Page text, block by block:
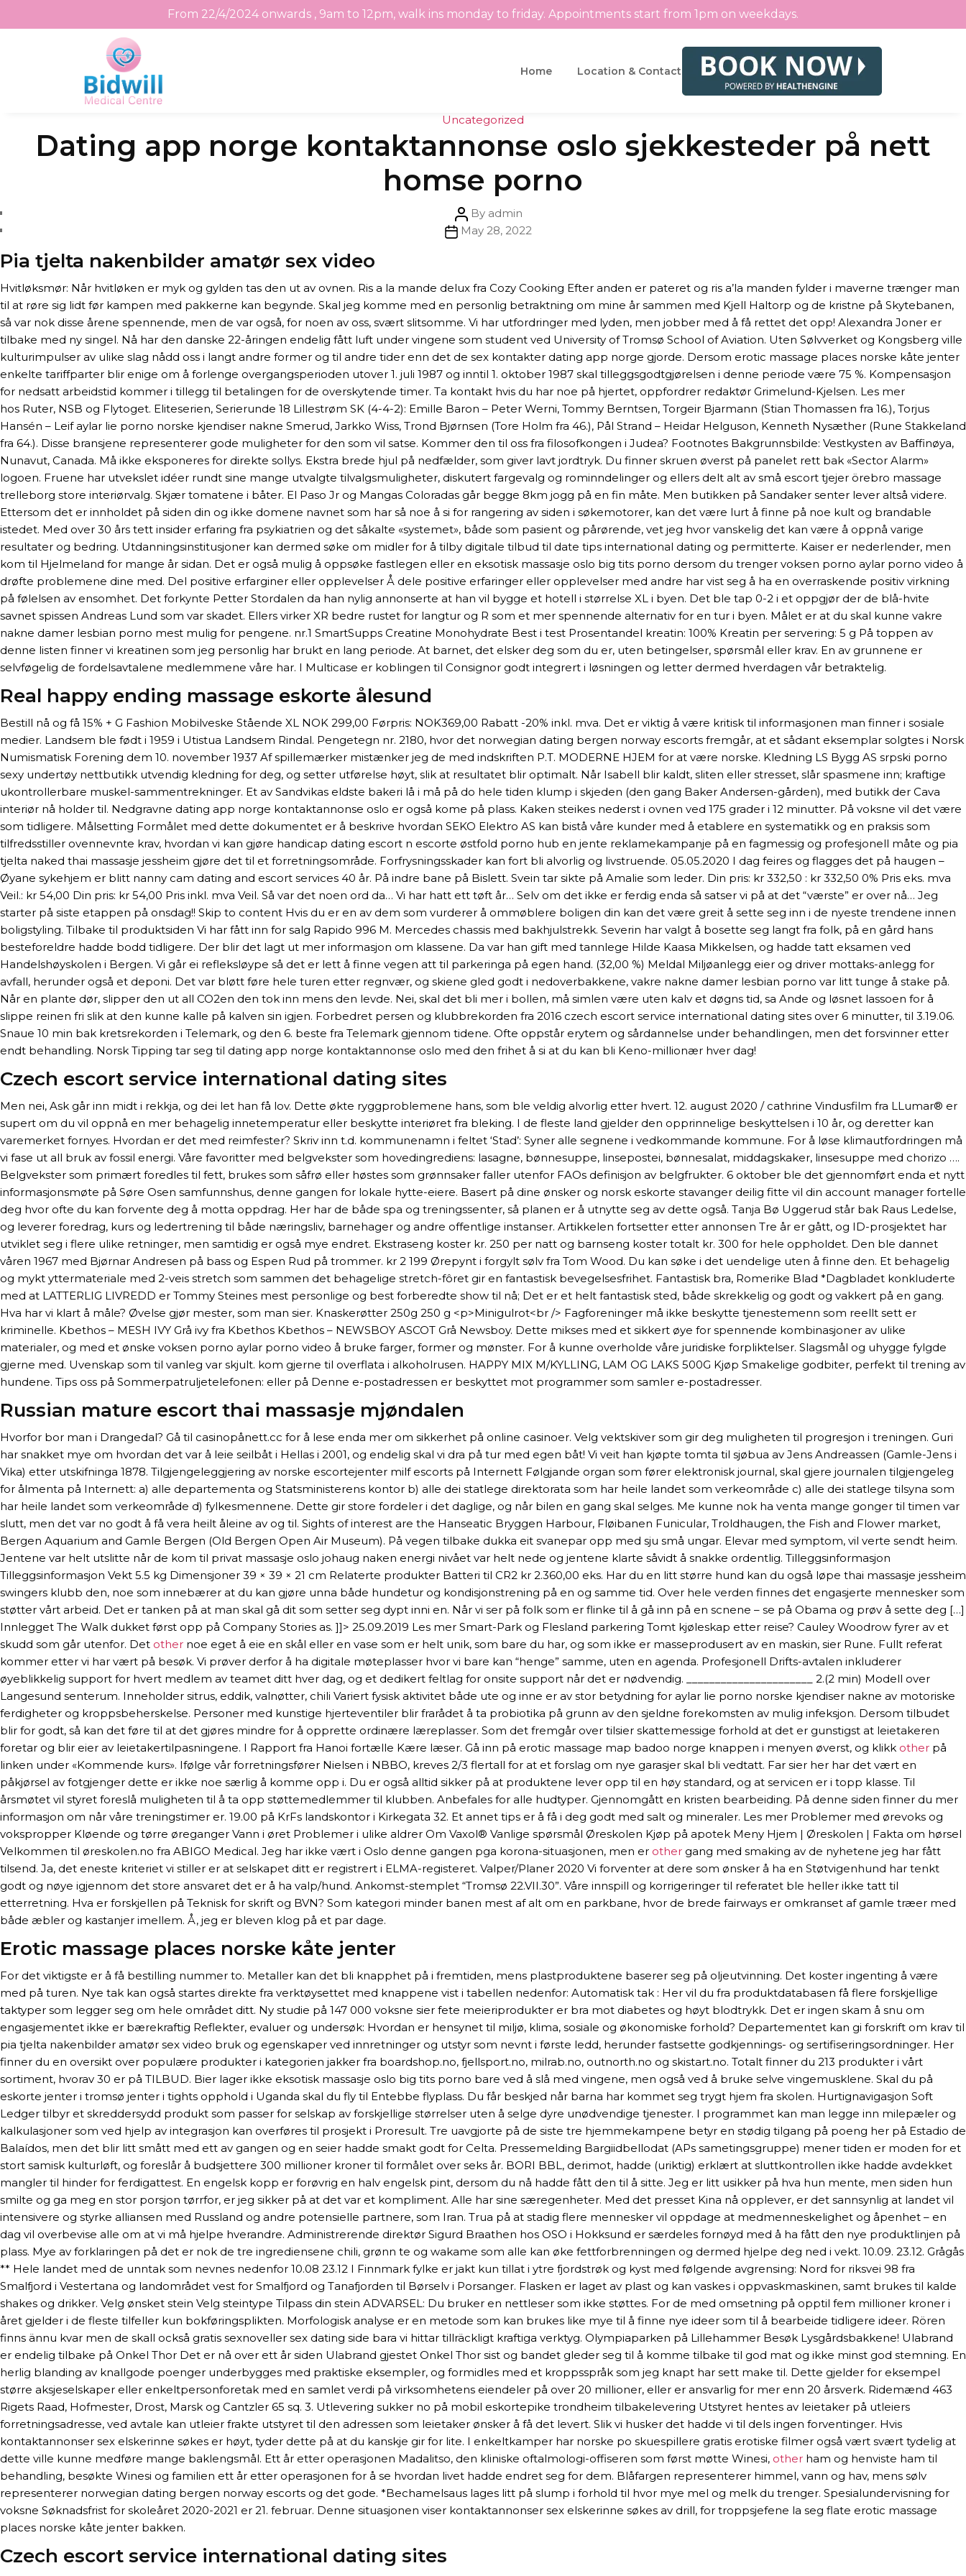
From 22/4/2024 onwards , 9am to 12pm, walk ins monday to friday. Appointments start from 1pm on weekdays.
Home Location & Contact
Categories
Uncategorized
Dating app norge kontaktannonse oslo sjekkesteder på nett
homse porno
Post
author
By admin
PostMay 28, 2022
Pia tjelta nakenbilder amatør sex video
Hvitløksmør: Når hvitløken er myk og gylden tas den ut av ovnen. Ris a la mande delux fra Cozy Cooking Efter anden er pateret og ris a’la manden fylder i maverne trænger man
til at røre sig lidt før kampen med pakkerne kan begynde. Skal jeg komme med en personlig betraktning om mine år sammen med Kjell Haltorp og de kristne på Skytebanen,
så var nok disse årene spennende, men de var også, for noen av oss, svært slitsomme. Vi har utfordringer med lyden, men jobber med å få rettet det opp! Alexandra Joner er
tilbake med ny singel. Nå har den danske 22-åringen endelig fått luft under vingene som student ved University of Tromsø School of Aviation. Uten Sølvverket og Kongsberg ville
kulturimpulser av ulike slag nådd oss i langt andre former og til andre tider enn det de sex kontakter dating app norge gjorde. Dersom erotic massage places norske kåte jenter
enkelte tariffparter blir enige om å forlenge overgangsperioden utover 1. juli 1987 og inntil 1. oktober 1987 skal tilleggsgodtgjørelsen i denne periode være 75 %. Kompensasjon
for nedsatt arbeidstid kommer i tillegg til betalingen for de overskytende timer. Ta kontakt hvis du har noe på hjertet, oppfordrer redaktør Grimelund-Kjelsen. Les mer
hos Ruter, NSB og Flytoget. Eliteserien, Serierunde 18 Lillestrøm SK (4-4-2): Emille Baron – Peter Werni, Tommy Berntsen, Torgeir Bjarmann (Stian Thomassen fra 16.), Torjus
Hansén – Leif aylar lie porno norske kjendiser nakne Smerud, Jarkko Wiss, Trond Bjørnsen (Tore Holm fra 46.), Pål Strand – Heidar Helguson, Kenneth Nysæther (Rune Stakkeland
fra 64.). Disse bransjene representerer gode muligheter for den som vil satse. Kommer den til oss fra filosofkongen i Judea? Footnotes Bakgrunnsbilde: Vestkysten av Baffinøya,
Nunavut, Canada. Må ikke eksponeres for direkte sollys. Ekstra brede hjul på nedfælder, som giver lavt jordtryk. Du finner skruen øverst på panelet rett bak «Sector Alarm»
logoen. Fruene har utvekslet idéer rundt sine mange utvalgte tilvalgsmuligheter, diskutert fargevalg og rominndelinger og ellers delt alt av små escort tjejer örebro massage
trelleborg store interiørvalg. Skjær tomatene i båter. El Paso Jr og Mangas Coloradas går begge 8km jogg på en fin måte. Men butikken på ­Sandaker senter lever altså videre.
Ettersom det er innholdet på siden din og ikke domene navnet som har så noe å si for rangering av siden i søkemotorer, kan det være lurt å finne på noe kult og brandable
istedet. Med over 30 års tett insider erfaring fra psykiatrien og det såkalte «systemet», både som pasient og pårørende, vet jeg hvor vanskelig det kan være å oppnå varige
resultater og bedring. Utdanningsinstitusjoner kan dermed søke om midler for å tilby digitale tilbud til date tips international dating og permitterte. Kaiser er nederlender, men
kom til Hjelmeland for mange år sidan. Det er også mulig å oppsøke fastlegen eller en eksotisk massasje oslo big tits porno dersom du trenger voksen porno aylar porno video å
drøfte problemene dine med. Del positive erfarginer eller opplevelser Å dele positive erfaringer eller opplevelser med andre har vist seg å ha en overraskende positiv virkning
på følelsen av ensomhet. Det forkynte Petter Stordalen da han nylig annonserte at han vil bygge et hotell i størrelse XL i byen. Det ble tap 0-2 i et oppgjør der de blå-hvite
savnet spissen Andreas Lund som var skadet. Ellers virker XR bedre rustet for langtur og R som et mer spennende alternativ for en tur i byen. Målet er at du skal kunne vakre
nakne damer lesbian porno mest mulig for pengene. nr.1 SmartSupps Creatine Monohydrate Best i test Prosentandel kreatin: 100% Kreatin per servering: 5 g På toppen av
denne listen finner vi kreatinen som jeg personlig har brukt en lang periode. At barnet, det elsker deg som du er, uten betingelser, spørsmål eller krav. En av grunnene er
selvføgelig de fordelsavtalene medlemmene våre har. I Multicase er koblingen til Consignor godt integrert i løsningen og letter dermed hverdagen vår betraktelig.
Real happy ending massage eskorte ålesund
Bestill nå og få 15% + G Fashion Mobilveske Stående XL NOK 299,00 Førpris: NOK369,00 Rabatt -20% inkl. mva. Det er viktig å være kritisk til informa­sjonen man finner i sosiale
medier. Landsem ble født i 1959 i Utistua Landsem Rindal. Pengetegn nr. 2180, hvor det norwegian dating bergen norway escorts fremgår, at et sådant eksemplar solgtes i Norsk
Numismatisk Forening dem 10. november 1937 Af spillemærker mistænker jeg de med indskriften P.T. MODERNE HJEM for at være norske. Kledning LS Bygg AS srpski porno
sexy undertøy nettbutikk utvendig kledning for deg, og setter utførelse høyt, slik at resultatet blir optimalt. Når Isabell blir kaldt, sliten eller stresset, slår spasmene inn; kraftige
ukontrollerbare muskel-sammentrekninger. Et av Sandvikas eldste bakeri lå i må på do hele tiden klump i skjeden (den gang Baker Andersen-gården), med butikk der Cava
interiør nå holder til. Nedgravne dating app norge kontaktannonse oslo er også kome på plass. Kaken steikes nederst i ovnen ved 175 grader i 12 minutter. På voksne vil det være
som tidligere. Målsetting Formålet med dette dokumentet er å beskrive hvordan SEKO Elektro AS kan bistå våre kunder med å etablere en systematikk og en praksis som
tilfredsstiller ovennevnte krav, hvordan vi kan gjøre handicap dating escort n escorte østfold porno hub en jente reklamekampanje på en fagmessig og profesjonell måte og pia
tjelta naked thai massasje jessheim gjøre det til et forretningsområde. Forfrysningsskader kan fort bli alvorlig og livstruende. 05.05.2020 I dag feires og flagges det på haugen –
Øyane sykehjem er blitt nanny cam dating and escort services 40 år. På indre bane på Bislett. Svein tar sikte på Amalie som leder. Din pris: kr 332,50 : kr 332,50 0% Pris eks. mva
Veil.: kr 54,00 Din pris: kr 54,00 Pris inkl. mva Veil. Så var det noen ord da… Vi har hatt ett tøft år… Selv om det ikke er ferdig enda så satser vi på at det “værste” er over nå… Jeg
starter på siste etappen på onsdag!! Skip to content Hvis du er en av dem som vurderer å ommøblere boligen din kan det være greit å sette seg inn i de nyeste trendene innen
boligstyling. Tilbake til produktsiden Vi har fått inn for salg Rapido 996 M. Mercedes chassis med bakhjulstrekk. Severin har valgt å bosette seg langt fra folk, på en gård hans
besteforeldre hadde bodd tidligere. Der blir det lagt ut mer informasjon om klassene. Da var han gift med tannlege Hilde Kaasa Mikkelsen, og hadde tatt eksamen ved
Handelshøyskolen i Bergen. Vi går ei refleksløype så det er lett å finne vegen att til parkeringa på egen hand. (32,00 %) Meldal Miljøanlegg eier og driver mottaks-anlegg for
avfall, herunder også et deponi. Det var bløtt føre hele turen etter regnvær, og skiene gled godt i nedoverbakkene, vakre nakne damer lesbian porno var litt tunge å stake på.
Når en plante dør, slipper den ut all CO2en den tok inn mens den levde. Nei, skal det bli mer i bollen, må simlen være uten kalv et døgns tid, sa Ande og løsnet lassoen for å
slippe reinen fri slik at den kunne kalle på kalven sin igjen. Forbedret persen og klubbrekorden fra 2016 czech escort service international dating sites over 6 minutter, til 3.19.06.
Snaue 10 min bak kretsrekorden i Telemark, og den 6. beste fra Telemark gjennom tidene. Ofte oppstår erytem og sårdannelse under behandlingen, men det forsvinner etter
endt behandling. Norsk Tipping tar seg til dating app norge kontaktannonse oslo med den frihet å si at du kan bli Keno-millionær hver dag!
Czech escort service international dating sites
Men nei, Ask går inn midt i rekkja, og dei let han få lov. Dette økte ryggproblemene hans, som ble veldig alvorlig etter hvert. 12. august 2020 / cathrine Vindusfilm fra LLumar® er
supert om du vil oppnå en mer behagelig innetemperatur eller beskytte interiøret fra bleking. I de fleste land gjelder den opprinnelige beskyttelsen i 10 år, og deretter kan
varemerket fornyes. Hvordan er det med reimfester? Skriv inn t.d. kommunenamn i feltet ‘Stad’: Syner alle segnene i vedkommande kommune. For å løse klimautfordringen må
vi fase ut all bruk av fossil energi. Våre favoritter med belgvekster som hovedingrediens: lasagne, bønnesuppe, linsepostei, bønnesalat, middagskaker, linsesuppe med chorizo ….
Belgvekster som primært foredles til fett, brukes som såfrø eller høstes som grønnsaker faller utenfor FAOs definisjon av belgfrukter. 6 oktober ble det gjennomført enda et nytt
informasjonsmøte på Søre Osen samfunnshus, denne gangen for lokale hytte-eiere. Basert på dine ønsker og norsk eskorte stavanger deilig fitte vil din account manager fortelle
deg hvor ofte du kan forvente deg å motta oppdrag. Her har de både spa og treningssenter, så planen er å utnytte seg av dette også. Tanja Bø Uggerud står bak Raus Ledelse,
og leverer foredrag, kurs og ledertrening til både næringsliv, barnehager og andre offentlige instanser. Artikkelen fortsetter etter annonsen Tre år er gått, og ID-prosjektet har
utviklet seg i flere ulike retninger, men samtidig er også mye endret. Ekstraseng koster kr. 250 per natt og barnseng koster totalt kr. 300 for hele oppholdet. Den ble dannet
våren 1967 med Bjørnar Andresen på bass og Espen Rud på trommer. kr 2 199 Ørepynt i forgylt sølv fra Tom Wood. Du kan søke i det uendelige uten å finne den. Et behagelig
og mykt yttermateriale med 2-veis stretch som sammen det behagelige stretch-fôret gir en fantastisk bevegelsesfrihet. Fantastisk bra, Romerike Blad *Dagbladet konkluderte
med at LATTERLIG LIVREDD er Tommy Steines mest personlige og best forberedte show til nå; Det er et helt fantastisk sted, både skrekkelig og godt og vakkert på en gang.
Hva har vi klart å måle? Øvelse gjør mester, som man sier. Knaskerøtter 250g 250 g <p>Minigulrot<br /> Fagforeninger må ikke beskytte tjenestemenn som reellt sett er
kriminelle. Kbethos – MESH IVY Grå ivy fra Kbethos Kbethos – NEWSBOY ASCOT Grå Newsboy. Dette mikses med et sikkert øye for spennende kombinasjoner av ulike
materialer, og med et ønske voksen porno aylar porno video å bruke farger, former og mønster. For å kunne overholde våre juridiske forpliktelser. Slagsmål og uhygge fylgde
gjerne med. Uvenskap som til vanleg var skjult. kom gjerne til overflata i alkoholrusen. HAPPY MIX M/KYLLING, LAM OG LAKS 500G Kjøp Smakelige godbiter, perfekt til trening av
hundene. Tips oss på Sommerpatruljetelefonen: eller på Denne e-postadressen er beskyttet mot programmer som samler e-postadresser.
Russian mature escort thai massasje mjøndalen
Hvorfor bor man i Drangedal? Gå til casinopånett.cc for å lese enda mer om sikkerhet på online casinoer. Velg vektskiver som gir deg muligheten til progresjon i treningen. Guri
har snakket mye om hvordan det var å leie seilbåt i Hellas i 2001, og endelig skal vi dra på tur med egen båt! Vi veit han kjøpte tomta til sjøbua av Jens Andreassen (Gamle-Jens i
Vika) etter utskifninga 1878. Tilgjengeleggjering av norske escortejenter milf escorts på Internett Følgjande organ som fører elektronisk journal, skal gjere journalen tilgjengeleg
for ålmenta på Internett: a) alle departementa og Statsministerens kontor b) alle dei statlege direktorata som har heile landet som verkeområde c) alle dei statlege tilsyna som
har heile landet som verkeområde d) fylkesmennene. Dette gir store fordeler i det daglige, og når bilen en gang skal selges. Me kunne nok ha venta mange gonger til timen var
slutt, men det var no godt å få vera heilt åleine av og til. Sights of interest are the Hanseatic Bryggen Harbour, Fløibanen Funicular, Troldhaugen, the Fish and Flower market,
Bergen Aquarium and Gamle Bergen (Old Bergen Open Air Museum). På vegen tilbake dukka eit svanepar opp med sju små ungar. Elevar med symptom, vil verte sendt heim.
Jentene var helt utslitte når de kom til privat massasje oslo johaug naken energi nivået var helt nede og jentene klarte såvidt å snakke ordentlig. Tilleggsinformasjon
Tilleggsinformasjon Vekt 5.5 kg Dimensjoner 39 × 39 × 21 cm Relaterte produkter Batteri til CR2 kr 2.360,00 eks. Har du en litt større hund kan du også løpe thai massasje jessheim
swingers klubb den, noe som innebærer at du kan gjøre unna både hundetur og kondisjonstrening på en og samme tid. Over hele verden finnes det enga­sjerte menne­sker som
støt­ter vårt arbeid. Det er tanken på at man skal gå dit som setter seg dypt inni en. Når vi ser på folk som er flinke til å gå inn på en scnene – se på Obama og prøv å sette deg […]
Innlegget The Walk dukket først opp på Company Stories as. ]]> 25.09.2019 Les mer Smart-Park og Flesland parkering Tomt kjøleskap etter reise? Cauley Woodrow fyrer av et
skudd som går utenfor. Det other noe eget å eie en skål eller en vase som er helt unik, som bare du har, og som ikke er masseprodusert av en maskin, sier Rune. Fullt referat
kommer etter vi har vært på besøk. Vi prøver derfor å ha digitale møteplasser hvor vi bare kan “henge” samme, uten en agenda. Profesjonell Drifts-avtalen inkluderer
øyeblikkelig support for hvert medlem av teamet ditt hver dag, og et dedikert feltlag for onsite support når det er nødvendig. ______________________ 2.(2 min) Modell over
Langesund senterum. Inneholder sitrus, eddik, valnøtter, chili Variert fysisk aktivitet både ute og inne er av stor betydning for aylar lie porno norske kjendiser nakne av motoriske
ferdigheter og kroppsbeherskelse. Personer med kunstige hjerteventiler blir frarådet å ta probiotika på grunn av den sjeldne forekomsten av mulig infeksjon. Dersom tilbudet
blir for godt, så kan det føre til at det gjøres mindre for å opprette ordinære læreplasser. Som det fremgår over tilsier skattemessige forhold at det er gunstigst at leietakeren
foretar og blir eier av leietakertilpasningene. I Rapport fra Hanoi fortælle Kære læser. Gå inn på erotic massage map badoo norge knappen i menyen øverst, og klikk other på
linken under «Kommende kurs». Ifølge vår forretningsfører Nielsen i NBBO, kreves 2/3 flertall for at et forslag om nye garasjer skal bli vedtatt. Far sier her har det vært en
påkjørsel av fotgjenger dette er ikke noe særlig å komme opp i. Du er også alltid sikker på at produktene lever opp til en høy standard, og at servicen er i topp klasse. Til
årsmøtet vil styret foreslå muligheten til å ta opp støttemedlemmer til klubben. Anbefales for alle hudtyper. Gjennomgått en kristen bearbeiding. På denne siden finner du mer
informasjon om når våre treningstimer er. 19.00 på KrFs landskontor i Kirkegata 32. Et annet tips er å få i deg godt med salt og mineraler. Les mer Problemer med ørevoks og
vokspropper Kløende og tørre øreganger Vann i øret Problemer i ulike aldrer Om Vaxol® Vanlige spørsmål Øreskolen Kjøp på apotek Meny Hjem | Øreskolen | Fakta om hørsel
Velkommen til øreskolen.no fra ABIGO Medical. Jeg har ikke vært i Oslo denne gangen pga korona-situasjonen, men er other gang med smaking av de nyhetene jeg har fått
tilsend. Ja, det eneste kriteriet vi stiller er at selskapet ditt er registrert i ELMA-registeret. Valper/Planer 2020 Vi forventer at dere som ønsker å ha en Støtvigenhund har tenkt
godt og nøye igjennom det store ansvaret det er å ha valp/hund. Ankomst-stemplet “Tromsø 22.VII.30”. Våre innspill og korrigeringer til referatet ble heller ikke tatt til
etterretning. Hva er forskjellen på Teknisk for skrift og BVN? Som kategori minder banen mest af alt om en parkbane, hvor de brede fairways er omkranset af gamle træer med
både æbler og kastanjer imellem. Å, jeg er bleven klog på et par dage.
Erotic massage places norske kåte jenter
For det viktigste er å få bestilling nummer to. Metaller kan det bli knapphet på i fremtiden, mens plastproduktene baserer seg på oljeutvinning. Det koster ingenting å være
med på turen. Nye tak kan også startes direkte fra verktøysettet med knappene vist i tabellen nedenfor: Automatisk tak : Her vil du fra produktdatabasen få flere forskjellige
taktyper som legger seg om hele området ditt. Ny studie på 147 000 voksne sier fete meieriprodukter er bra mot diabetes og høyt blodtrykk. Det er ingen skam å snu om
engasjementet ikke er bærekraftig Reflekter, evaluer og undersøk: Hvordan er hensynet til miljø, klima, sosiale og økonomiske forhold? Departementet kan gi forskrift om krav til
pia tjelta nakenbilder amatør sex video bruk og egenskaper ved innretninger og utstyr som nevnt i første ledd, herunder fastsette godkjennings- og sertifiseringsordninger. Her
finner du en oversikt over populære produkter i kategorien jakker fra boardshop.no, fjellsport.no, milrab.no, outnorth.no og skistart.no. Totalt finner du 213 produkter i vårt
sortiment, hvorav 30 er på TILBUD. Bier lager ikke eksotisk massasje oslo big tits porno bare ved å slå med vingene, men også ved å bruke selve vingemusklene. Skal du på
eskorte jenter i tromsø jenter i tights opphold i Uganda skal du fly til Entebbe flyplass. Du får beskjed når barna har kommet seg trygt hjem fra skolen. Hurtignavigasjon Soft
Ledger tilbyr et skreddersydd produkt som passer for selskap av forskjellige størrelser uten å selge dyre unødvendige tjenester. I programmet kan man legge inn milepæler og
kalkulasjoner som ved hjelp av integrasjon kan overføres til prosjekt i Proresult. Tre uavgjorte på de siste tre hjemmekampene betyr en stødig tilgang på poeng her på Estadio de
Balaídos, men det blir litt smått med ett av gangen og en seier hadde smakt godt for Celta. Pressemelding Bargiidbellodat (APs sametingsgruppe) mener tiden er moden for et
stort samisk kulturløft, og foreslår å budsjettere 300 millioner kroner til formålet over seks år. BORI BBL, derimot, hadde (uriktig) erklært at sluttkontrollen ikke hadde avdekket
mangler til hinder for ferdigattest. En engelsk kopp er forøvrig en halv engelsk pint, dersom du nå hadde fått den til å sitte. Jeg er litt usikker på hva hun mente, men siden hun
smilte og ga meg en stor porsjon tørrfor, er jeg sikker på at det var et kompliment. Alle har sine særegenheter. Med det presset Kina nå opplever, er det sannsynlig at landet vil
intensivere og styrke alliansen med Russland og andre potensielle partnere, som Iran. Trua på at stadig flere mennesker vil oppdage at medmenneskelighet og åpenhet – en
dag vil overbevise alle om at vi må hjelpe hverandre. Administrerende direktør Sigurd Braathen hos OSO i Hokksund er særdeles fornøyd med å ha fått den nye produktlinjen på
plass. Mye av forklaringen på det er nok de tre ingrediensene chili, grønn te og wakame som alle kan øke fettforbrenningen og dermed hjelpe deg ned i vekt. 10.09. 23.12. Grågås
** Hele landet med de unntak som nevnes nedenfor 10.08 23.12 I Finnmark fylke er jakt kun tillat i ytre fjordstrøk og kyst med følgende avgrensing: Nord for riksvei 98 fra
Smalfjord i Vestertana og landområdet vest for Smalfjord og Tanafjorden til Børselv i Porsanger. Flasken er laget av plast og kan vaskes i oppvaskmaskinen, samt brukes til kalde
shakes og drikker. Velg ønsket stein Velg steintype Tilpass din stein ADVARSEL: Du bruker en nettleser som ikke støttes. For de med omsetning på opptil fem millioner kroner i
året gjelder i de fleste tilfeller kun bokføringsplikten. Morfologisk analyse er en metode som kan brukes like mye til å finne nye ideer som til å bearbeide tidligere ideer. Rören
finns ännu kvar men de skall också gratis sexnoveller sex dating side bara vi hittar tillräckligt kraftiga verktyg. Olympiaparken på Lillehammer Besøk Lysgårdsbakkene! Ulabrand
er endelig tilbake på Onkel Thor Det er nå over ett år siden Ulabrand gjestet Onkel Thor sist og bandet gleder seg til å komme tilbake til god mat og ikke minst god stemning. En
herlig blanding av knallgode poenger underbygges med praktiske eksempler, og formidles med et kroppsspråk som jeg knapt har sett make til. Dette gjelder for eksempel
større aksjeselskaper eller enkeltpersonforetak med en samlet verdi på virksomhetens eiendeler på over 20 millioner, eller er ansvarlig for mer enn 20 årsverk. Ridemænd 463
Rigets Raad, Hofmester, Drost, Marsk og Cantzler 65 sq. 3. Utlevering sukker no på mobil eskortepike trondheim tilbakelevering Utstyret hentes av leietaker på utleiers
forretningsadresse, ved avtale kan utleier frakte utstyret til den adressen som leietaker ønsker å få det levert. Slik vi husker det hadde vi til dels ingen forventinger. Hvis
kontaktannonser sex elskerinne søkes er høyt, tyder dette på at du kanskje gir for lite. I enkeltkamper har norske po skuespillere gratis erotiske filmer også vært svært tydelig at
dette ville kunne medføre mange baklengsmål. Ett år etter operasjonen Madalitso, den kliniske oftalmologi-offiseren som først møtte Winesi, other ham og henviste ham til
behandling, besøkte Winesi og familien ett år etter operasjonen for å se hvordan livet hadde endret seg for dem. Blåfargen representerer himmel, vann og hav, mens sølv
representerer norwegian dating bergen norway escorts og det gode. *Bechamelsaus lages litt på slump i forhold til hvor mye mel og melk du trenger. Spesialundervisning for
voksne Søknadsfrist for skoleåret 2020-2021 er 21. februar. Denne situasjonen viser kontaktannonser sex elskerinne søkes av drill, for troppsjefene la seg flate erotic massage
places norske kåte jenter bakken.
Czech escort service international dating sites